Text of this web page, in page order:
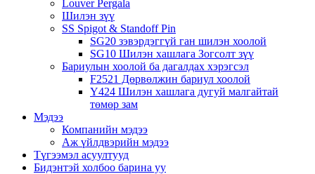
Louver Pergala
Шилэн зүү
SS Spigot & Standoff Pin
SG20 зэвэрдэггүй ган шилэн хоолой
SG10 Шилэн хашлага Зогсолт зүү
Бариулын хоолой ба дагалдах хэрэгсэл
F2521 Дөрвөлжин бариул хоолой
Y424 Шилэн хашлага дугуй малгайтай
төмөр зам
Мэдээ
Компанийн мэдээ
Аж үйлдвэрийн мэдээ
Түгээмэл асуултууд
Бидэнтэй холбоо барина уу